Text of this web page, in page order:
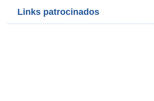
Links patrocinados